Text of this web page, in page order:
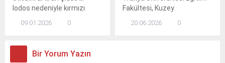
lodos nedeniyle kırmızı
ve ağaç devrilmesi" riskine
karşı zorunlu olmadıkça
09.01.2026 0
Fakültesi, Kuzey
20.06.2026 0
Bir Yorum Yazın